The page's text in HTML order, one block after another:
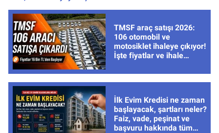
TMSF araç satışı 2026:
106 otomobil ve
motosiklet ihaleye çıkıyor!
İşte fiyatlar ve ihale
İlk Evim Kredisi ne zaman
başlayacak, şartları neler?
Faiz, vade, peşinat ve
başvuru hakkında tüm